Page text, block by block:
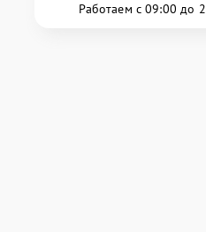
Работаем с 09:00 до